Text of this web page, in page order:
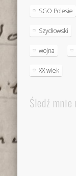
SGO Polesie
Szydłowski
wojna
XX wiek
Śledź mnie